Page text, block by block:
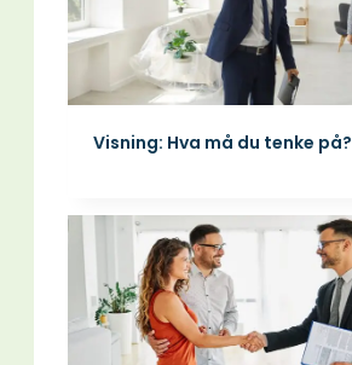
Visning: Hva må du tenke på?